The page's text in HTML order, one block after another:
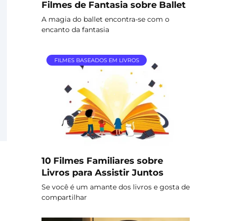
Filmes de Fantasia sobre Ballet
A magia do ballet encontra-se com o
encanto da fantasia
FILMES BASEADOS EM LIVROS
10 Filmes Familiares sobre
Livros para Assistir Juntos
Se você é um amante dos livros e gosta de
compartilhar